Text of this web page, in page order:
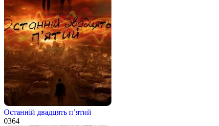
Останній двадцять п’ятий
0364